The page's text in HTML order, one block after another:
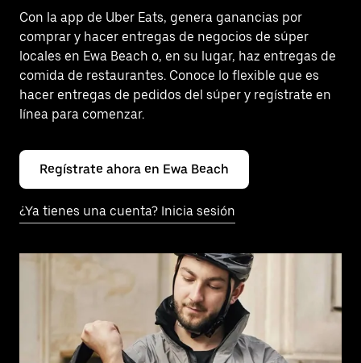
Con la app de Uber Eats, genera ganancias por
comprar y hacer entregas de negocios de súper
locales en Ewa Beach o, en su lugar, haz entregas de
comida de restaurantes. Conoce lo flexible que es
hacer entregas de pedidos del súper y regístrate en
línea para comenzar.
Regístrate ahora en Ewa Beach
¿Ya tienes una cuenta? Inicia sesión